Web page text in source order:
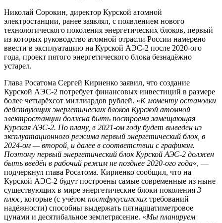
Николай Сорокин, директор Курской атомной
электростанции, ранее заявлял, с появлением нового
технологического поколения энергетических блоков, первый
из которых руководство атомной отрасли России намерено
ввести в эксплуатацию на Курской АЭС-2 после 2020-ого
года, проект пятого энергетического блока безнадёжно
устарел.
Глава Росатома Сергей Кириенко заявил, что создание
Курской АЭС-2 потребует финансовых инвестиций в размере
более четырёхсот миллиардов рублей. «К моменту остановки
действующих энергетических блоков Курской атомной
электростанции должна быть построена замещающая
Курская АЭС-2. По плану, в 2021-ом году будет выведен из
эксплуатационного режима первый энергетический блок, в
2024-ом — второй, и далее в соответствии с графиком.
Поэтому первый энергетический блок Курской АЭС-2 должен
быть введён в рабочий режим не позднее 2020-ого года«, —
подчеркнул глава Росатома. Кириенко сообщил, что на
Курской АЭС-2 будут построены самые современные из ныне
существующих в мире энергетические блоки поколения 3
плюс, которые (с учётом постфукусимских требований
надёжности) способны выдержать пятнадцатиметровое
цунами и десятибальное землетрясение. «Мы планируем